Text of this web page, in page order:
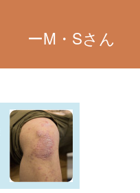
ーM・Sさん